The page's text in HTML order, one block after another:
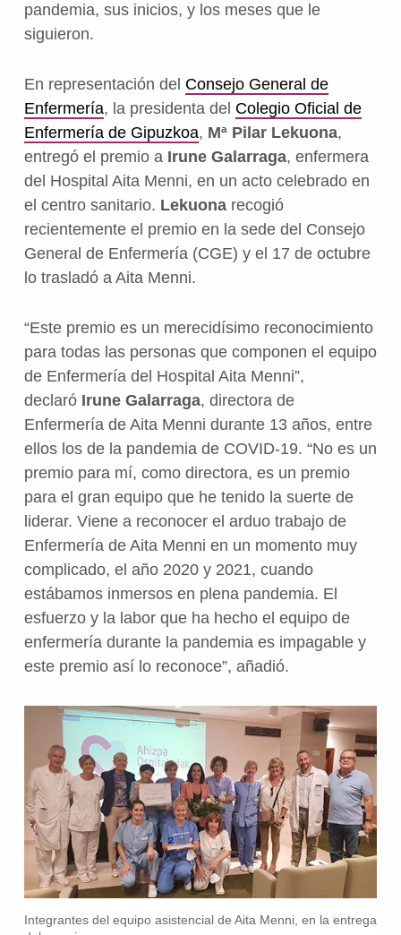
pandemia, sus inicios, y los meses que le
siguieron.
En representación del Consejo General de
Enfermería, la presidenta del Colegio Oficial de
Enfermería de Gipuzkoa, Mª Pilar Lekuona,
entregó el premio a Irune Galarraga, enfermera
del Hospital Aita Menni, en un acto celebrado en
el centro sanitario. Lekuona recogió
recientemente el premio en la sede del Consejo
General de Enfermería (CGE) y el 17 de octubre
lo trasladó a Aita Menni.
“Este premio es un merecidísimo reconocimiento
para todas las personas que componen el equipo
de Enfermería del Hospital Aita Menni”,
declaró Irune Galarraga, directora de
Enfermería de Aita Menni durante 13 años, entre
ellos los de la pandemia de COVID-19. “No es un
premio para mí, como directora, es un premio
para el gran equipo que he tenido la suerte de
liderar. Viene a reconocer el arduo trabajo de
Enfermería de Aita Menni en un momento muy
complicado, el año 2020 y 2021, cuando
estábamos inmersos en plena pandemia. El
esfuerzo y la labor que ha hecho el equipo de
enfermería durante la pandemia es impagable y
este premio así lo reconoce”, añadió.
Integrantes del equipo asistencial de Aita Menni, en la entrega